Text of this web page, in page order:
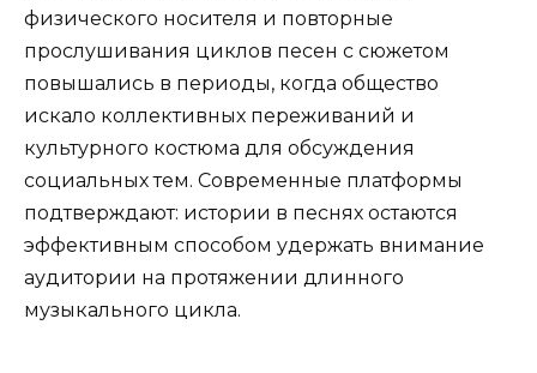
физического носителя и повторные
прослушивания циклов песен с сюжетом
повышались в периоды, когда общество
искало коллективных переживаний и
культурного костюма для обсуждения
социальных тем. Современные платформы
подтверждают: истории в песнях остаются
эффективным способом удержать внимание
аудитории на протяжении длинного
музыкального цикла.